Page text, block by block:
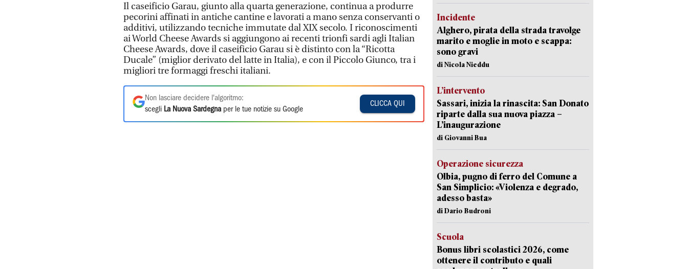
Il caseificio Garau, giunto alla quarta generazione, continua a produrre
pecorini affinati in antiche cantine e lavorati a mano senza conservanti o
additivi, utilizzando tecniche immutate dal XIX secolo. I riconoscimenti
ai World Cheese Awards si aggiungono ai recenti trionfi sardi agli Italian
Cheese Awards, dove il caseificio Garau si è distinto con la “Ricotta
Ducale” (miglior derivato del latte in Italia), e con il Piccolo Giunco, tra i
migliori tre formaggi freschi italiani.
Non lasciare decidere l'algoritmo:
scegli La Nuova Sardegna per le tue notizie su Google
CLICCA QUI
Incidente
Alghero, pirata della strada travolge
marito e moglie in moto e scappa:
sono gravi
di Nicola Nieddu
L’intervento
Sassari, inizia la rinascita: San Donato
riparte dalla sua nuova piazza –
L’inaugurazione
di Giovanni Bua
Operazione sicurezza
Olbia, pugno di ferro del Comune a
San Simplicio: «Violenza e degrado,
adesso basta»
di Dario Budroni
Scuola
Bonus libri scolastici 2026, come
ottenere il contributo e quali